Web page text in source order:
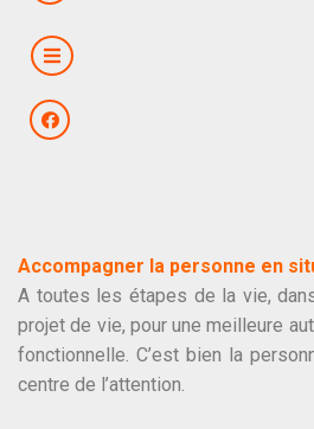
Accompagner la personne en
A toutes les étapes de la vie,
projet de vie, pour une meilleure
fonctionnelle. C’est bien la
centre de l’attention.